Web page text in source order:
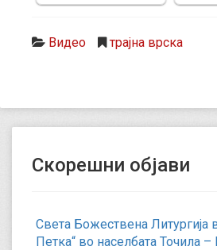
Видео трајна врска
Скорешни објави
Света Божествена Литургија
Петка“ во населбата Точила